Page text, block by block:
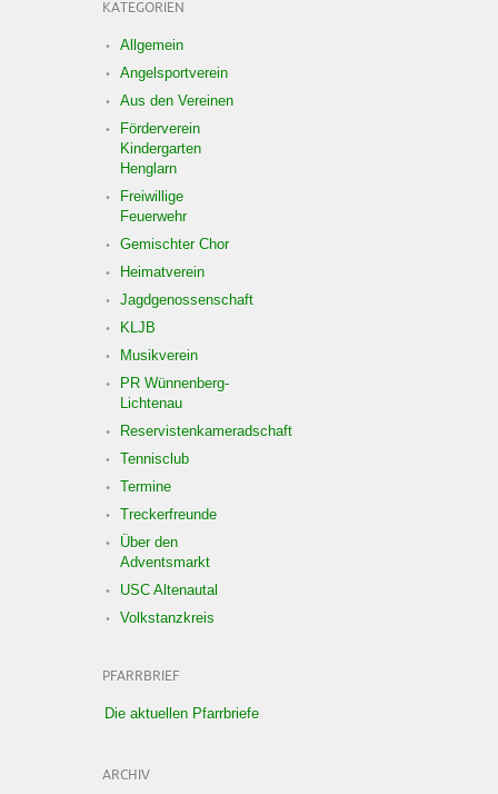
KATEGORIEN
Allgemein
Angelsportverein
Aus den Vereinen
Förderverein
Kindergarten
Henglarn
Freiwillige
Feuerwehr
Gemischter Chor
Heimatverein
Jagdgenossenschaft
KLJB
Musikverein
PR Wünnenberg-
Lichtenau
Reservistenkameradschaft
Tennisclub
Termine
Treckerfreunde
Über den
Adventsmarkt
USC Altenautal
Volkstanzkreis
PFARRBRIEF
Die aktuellen Pfarrbriefe
ARCHIV